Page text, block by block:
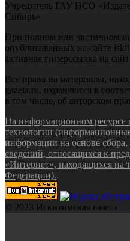
Учредитель ГАУ НСО
Сибирь»
При полном или частичном
опубликованных на сайте
активная гиперссылка на сайт
Все права на материалы,
gazeta.ru, охраняются в
в том числе, об авторском
На информационном ресурсе
технологии
информации на основе сбора,
сведений, относящихся к
«Интернет», находящихся на
Федерации).
© 2023 Искитимская газета